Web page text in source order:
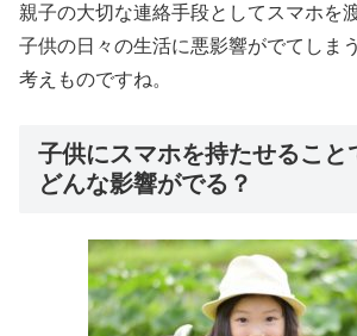
親子の大切な連絡手段としてスマホを
子供の日々の生活に悪影響がでてしま
考えものですね。
子供にスマホを持たせること
どんな影響がでる？